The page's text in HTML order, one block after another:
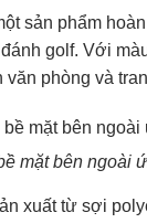
sản phẩm
golf. Với
phòng và
mặt bên ngoài
xuất từ sợi